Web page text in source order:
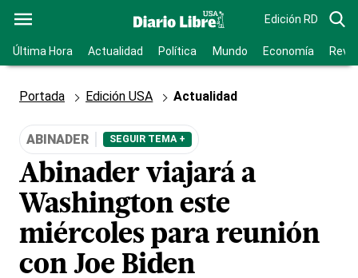
Edición RD
Última Hora Actualidad Política Mundo Economía
Portada Edición USA Actualidad
ABINADER SEGUIR TEMA +
Abinader viajará a
Washington este
miércoles para reunión
con Joe Biden